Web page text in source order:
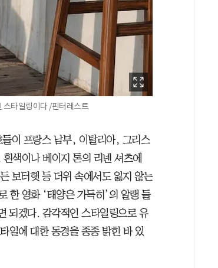
스타일링이다 /핀터레스트
이 프랑스 남부, 이탈리아, 그리스
색이나 베이지 톤의 리넨 셔츠에
보터햇 등 더위 속에서도 잃지 않는
한 영화 ‘태양은 가득히’의 알랭 들
되겠다. 감각적인 스타일링으로 유
일에 대한 동경을 종종 밝힌 바 있